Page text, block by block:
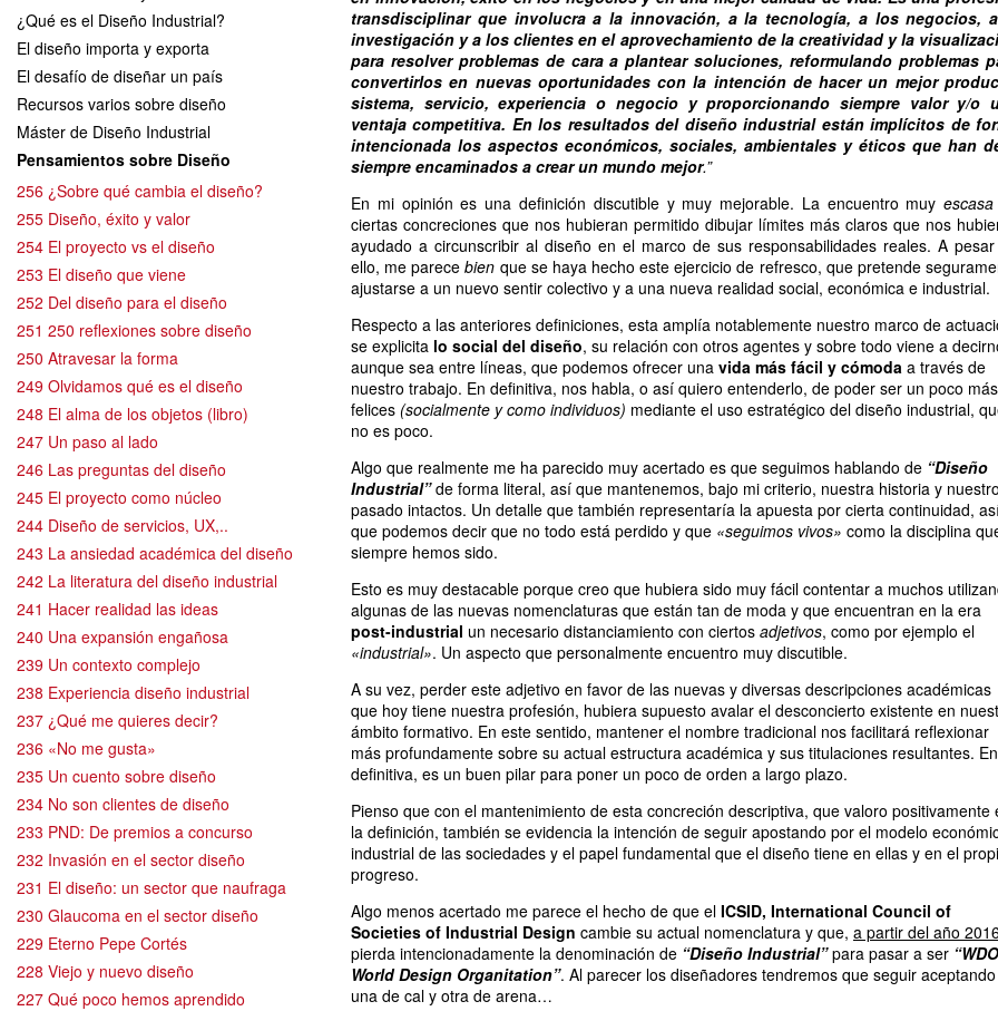
¿Qué es el Diseño Industrial?
El diseño importa y exporta
El desafío de diseñar un país
Recursos varios sobre diseño
Máster de Diseño Industrial
Pensamientos sobre Diseño
256 ¿Sobre qué cambia el diseño?
255 Diseño, éxito y valor
254 El proyecto vs el diseño
253 El diseño que viene
252 Del diseño para el diseño
251 250 reflexiones sobre diseño
250 Atravesar la forma
249 Olvidamos qué es el diseño
248 El alma de los objetos (libro)
247 Un paso al lado
246 Las preguntas del diseño
245 El proyecto como núcleo
244 Diseño de servicios, UX,..
243 La ansiedad académica del diseño
242 La literatura del diseño industrial
241 Hacer realidad las ideas
240 Una expansión engañosa
239 Un contexto complejo
238 Experiencia diseño industrial
237 ¿Qué me quieres decir?
236 «No me gusta»
235 Un cuento sobre diseño
234 No son clientes de diseño
233 PND: De premios a concurso
232 Invasión en el sector diseño
231 El diseño: un sector que naufraga
230 Glaucoma en el sector diseño
229 Eterno Pepe Cortés
228 Viejo y nuevo diseño
227 Qué poco hemos aprendido
transdisciplinar que involucra a la innovación, a la tecnología, a los negocios,
investigación y a los clientes en el aprovechamiento de la creatividad y la
para resolver problemas de cara a plantear soluciones, reformulando problemas
convertirlos en nuevas oportunidades con la intención de hacer un mejor
sistema, servicio, experiencia o negocio y proporcionando siempre valor y/o
ventaja competitiva. En los resultados del diseño industrial están implícitos de
intencionada los aspectos económicos, sociales, ambientales y éticos que han
siempre encaminados a crear un mundo mejor.”
En mi opinión es una definición discutible y muy mejorable. La encuentro muyescasa
ciertas concreciones que nos hubieran permitido dibujar límites más claros que nos
ayudado a circunscribir al diseño en el marco de sus responsabilidades reales. A
ello, me parecebien que se haya hecho este ejercicio de refresco, que pretende
ajustarse a un nuevo sentir colectivo y a una nueva realidad social, económica e industrial.
Respecto a las anteriores definiciones, esta amplía notablemente nuestro marco de
se explicita lo social del diseño, su relación con otros agentes y sobre todo viene a
aunque sea entre líneas, que podemos ofrecer una vida más fácil y cómoda a través de
nuestro trabajo. En definitiva, nos habla, o así quiero entenderlo, de poder ser un poco más
felices (socialmente y como individuos) mediante el uso estratégico del diseño industrial,
no es poco.
Algo que realmente me ha parecido muy acertado es que seguimos hablando de “Diseño
Industrial”de forma literal, así que mantenemos, bajo mi criterio, nuestra historia y nuestro
pasado intactos. Un detalle que también representaría la apuesta por cierta continuidad,
que podemos decir que no todo está perdido y que «seguimos vivos» como la disciplina
siempre hemos sido.
Esto es muy destacable porque creo que hubiera sido muy fácil contentar a muchos
algunas de las nuevas nomenclaturas que están tan de moda y que encuentran en la era
post-industrial un necesario distanciamiento con ciertos adjetivos, como por ejemplo el
«industrial». Un aspecto que personalmente encuentro muy discutible.
A su vez, perder este adjetivo en favor de las nuevas y diversas descripciones académicas
que hoy tiene nuestra profesión, hubiera supuesto avalar el desconcierto existente en
ámbito formativo. En este sentido, mantener el nombre tradicional nos facilitará reflexionar
más profundamente sobre su actual estructura académica y sus titulaciones resultantes. En
definitiva, es un buen pilar para poner un poco de orden a largo plazo.
Pienso que con el mantenimiento de esta concreción descriptiva, que valoro positivamente
la definición, también se evidencia la intención de seguir apostando por el modelo
industrial de las sociedades y el papel fundamental que el diseño tiene en ellas y en el
progreso.
Algo menos acertado me parece el hecho de que el ICSID, International Council of
Societies of Industrial Design cambie su actual nomenclatura y que, a partir del año
pierda intencionadamente la denominación de “Diseño Industrial”para pasar a ser
World Design Organitation”. Al parecer los diseñadores tendremos que seguir aceptando
una de cal y otra de arena…